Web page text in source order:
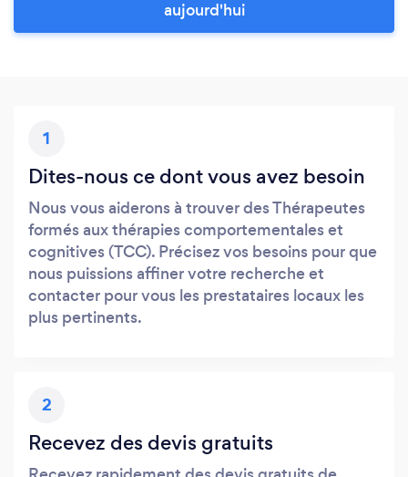
aujourd'hui
1
Dites-nous ce dont vous avez besoin
Nous vous aiderons à trouver des Thérapeutes
formés aux thérapies comportementales et
cognitives (TCC). Précisez vos besoins pour que
nous puissions affiner votre recherche et
contacter pour vous les prestataires locaux les
plus pertinents.
2
Recevez des devis gratuits